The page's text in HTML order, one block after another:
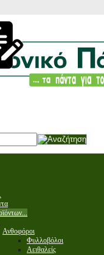
Ανθοφόροι
Φυλλοβόλοι
Αειθαλείς